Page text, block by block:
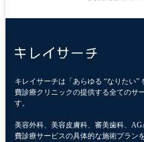
キレイサーチは「あらゆる “なりたい”
費診療クリニックの提供する全てのサ
す。
美容外科、美容皮膚科、審美歯科、
費診療サービスの具体的な施術プラン